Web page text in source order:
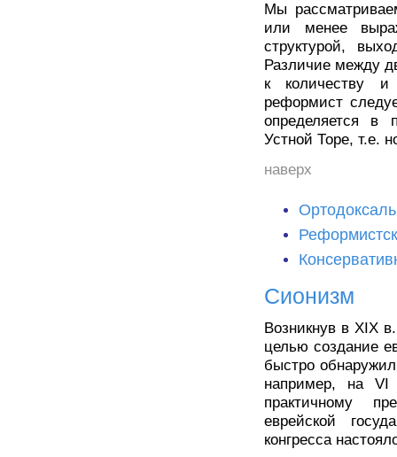
Мы
или менее
структурой,
Различие между
к количеству и
реформист
определяется в
Устной Торе, т.е.
наверх
Сионизм
Возникнув в XIX
целью создание
быстро
например, на VI
практичному
еврейской
конгресса